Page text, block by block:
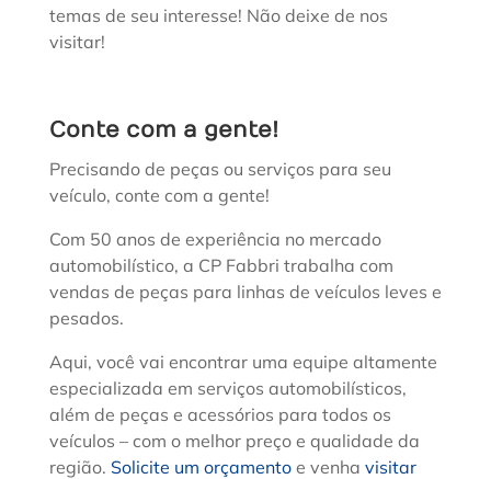
temas de seu interesse! Não deixe de nos
visitar!
Conte com a gente!
Precisando de peças ou serviços para seu
veículo, conte com a gente!
Com 50 anos de experiência no mercado
automobilístico, a CP Fabbri trabalha com
vendas de peças para linhas de veículos leves e
pesados.
Aqui, você vai encontrar uma equipe altamente
especializada em serviços automobilísticos,
além de peças e acessórios para todos os
veículos – com o melhor preço e qualidade da
região. Solicite um orçamentoe venha visitar